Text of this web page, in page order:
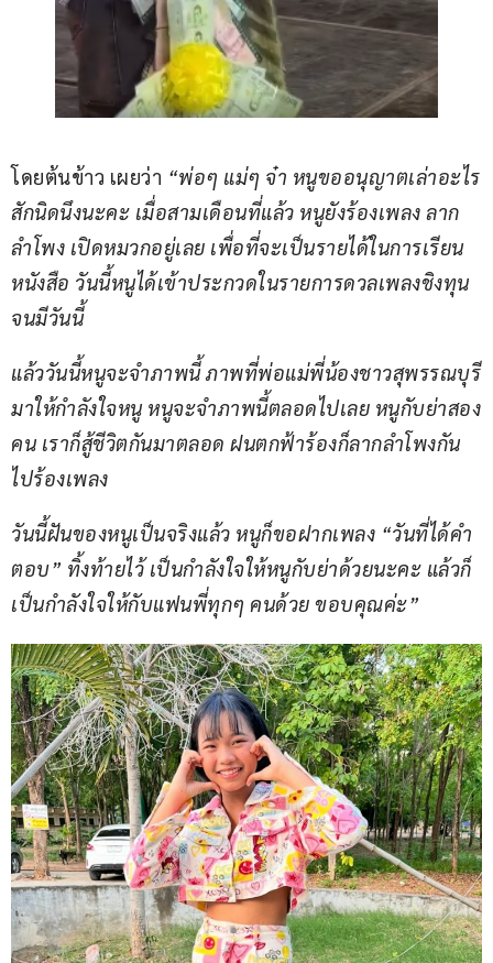
โดยต้นข้าว เผยว่า “พ่อๆ แม่ๆ จ๋า หนูขออนุญาตเล่าอะไร
สักนิดนึงนะคะ เมื่อสามเดือนที่แล้ว หนูยังร้องเพลง ลาก
ลำโพง เปิดหมวกอยู่เลย เพื่อที่จะเป็นรายได้ในการเรียน
หนังสือ วันนี้หนูได้เข้าประกวดในรายการดวลเพลงชิงทุน
จนมีวันนี้
แล้ววันนี้หนูจะจำภาพนี้ ภาพที่พ่อแม่พี่น้องชาวสุพรรณบุรี
มาให้กำลังใจหนู หนูจะจำภาพนี้ตลอดไปเลย หนูกับย่าสอง
คน เราก็สู้ชีวิตกันมาตลอด ฝนตกฟ้าร้องก็ลากลำโพงกัน
ไปร้องเพลง
วันนี้ฝันของหนูเป็นจริงแล้ว หนูก็ขอฝากเพลง “วันที่ได้คำ
ตอบ” ทิ้งท้ายไว้ เป็นกำลังใจให้หนูกับย่าด้วยนะคะ แล้วก็
เป็นกำลังใจให้กับแฟนพี่ทุกๆ คนด้วย ขอบคุณค่ะ”